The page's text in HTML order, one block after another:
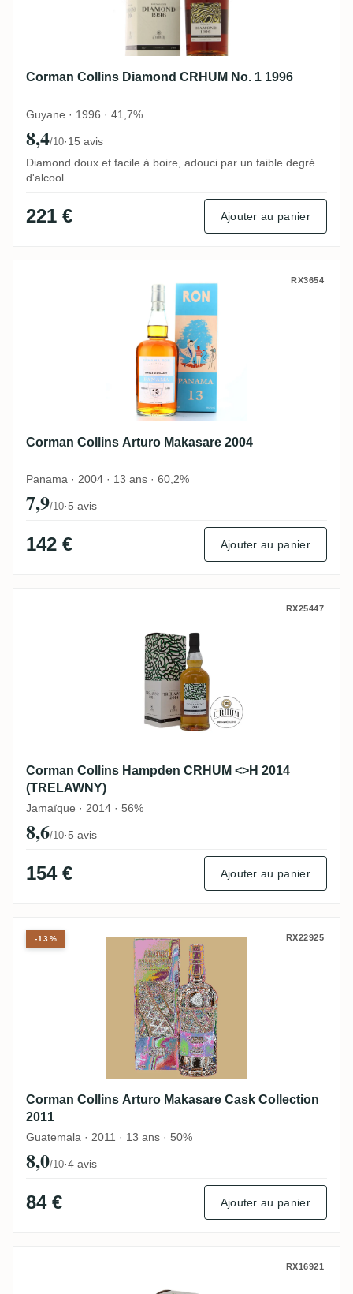
Corman Collins Diamond CRHUM No. 1 1996
Guyane · 1996 · 41,7%
8,4/10·15 avis
Diamond doux et facile à boire, adouci par un faible degré
d'alcool
221 € Ajouter au panier
Corman Collins Arturo Makasare 2004
RX3654
Corman Collins Arturo Makasare 2004
Panama · 2004 · 13 ans · 60,2%
7,9/10·5 avis
142 € Ajouter au panier
Corman Collins Hampden CRHUM <>H
RX25447
Corman Collins Hampden CRHUM <>H 2014
(TRELAWNY)
Jamaïque · 2014 · 56%
8,6/10·5 avis
154 € Ajouter au panier
Corman Collins Arturo Makasare Cask
RX22925
Corman Collins Arturo Makasare Cask Collection
2011
Guatemala · 2011 · 13 ans · 50%
8,0/10·4 avis
84 € Ajouter au panier
-13%
Corman Collins Arturo Makasare 30 Años
RX16921